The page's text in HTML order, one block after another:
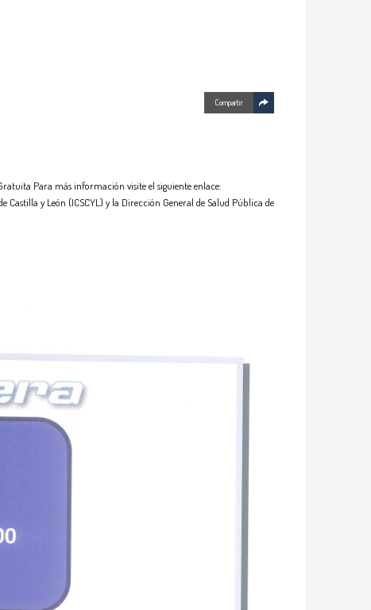
Compartir
Para más información visite el siguiente enlace:
y León (ICSCYL) y la Dirección General de Salud Pública de